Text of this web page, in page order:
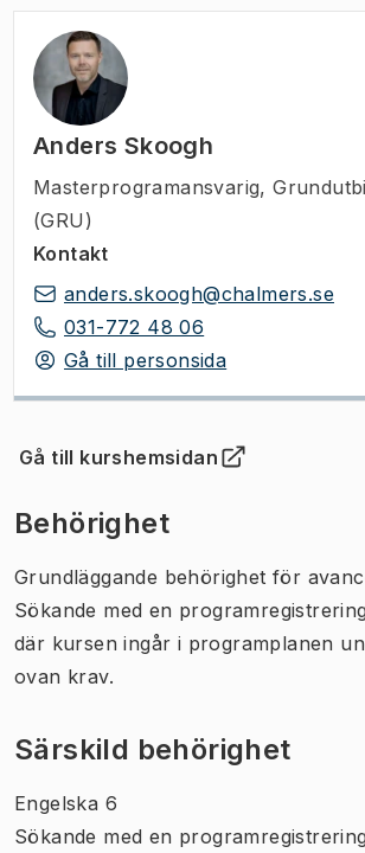
Anders Skoogh
Masterprogramansvarig,
(GRU)
Kontakt
anders.skoogh@chalmers.se
031-772 48 06
Gå till personsida
Gå till kurshemsidan
(Öppnas i ny flik)
Behörighet
Grundläggande behörighet för
Sökande med en
där kursen ingår i programplanen
ovan krav.
Särskild behörighet
Engelska 6
Sökande med en